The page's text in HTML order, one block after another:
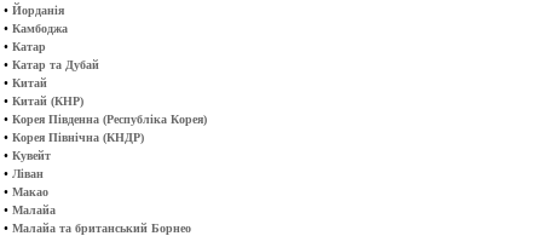
• Йорданія
• Камбоджа
• Катар
• Катар та Дубай
• Китай
• Китай (КНР)
• Корея Південна (Республіка Корея)
• Корея Північна (КНДР)
• Кувейт
• Ліван
• Макао
• Малайа
• Малайа та британський Борнео